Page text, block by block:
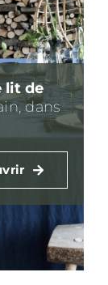
lit de
dans